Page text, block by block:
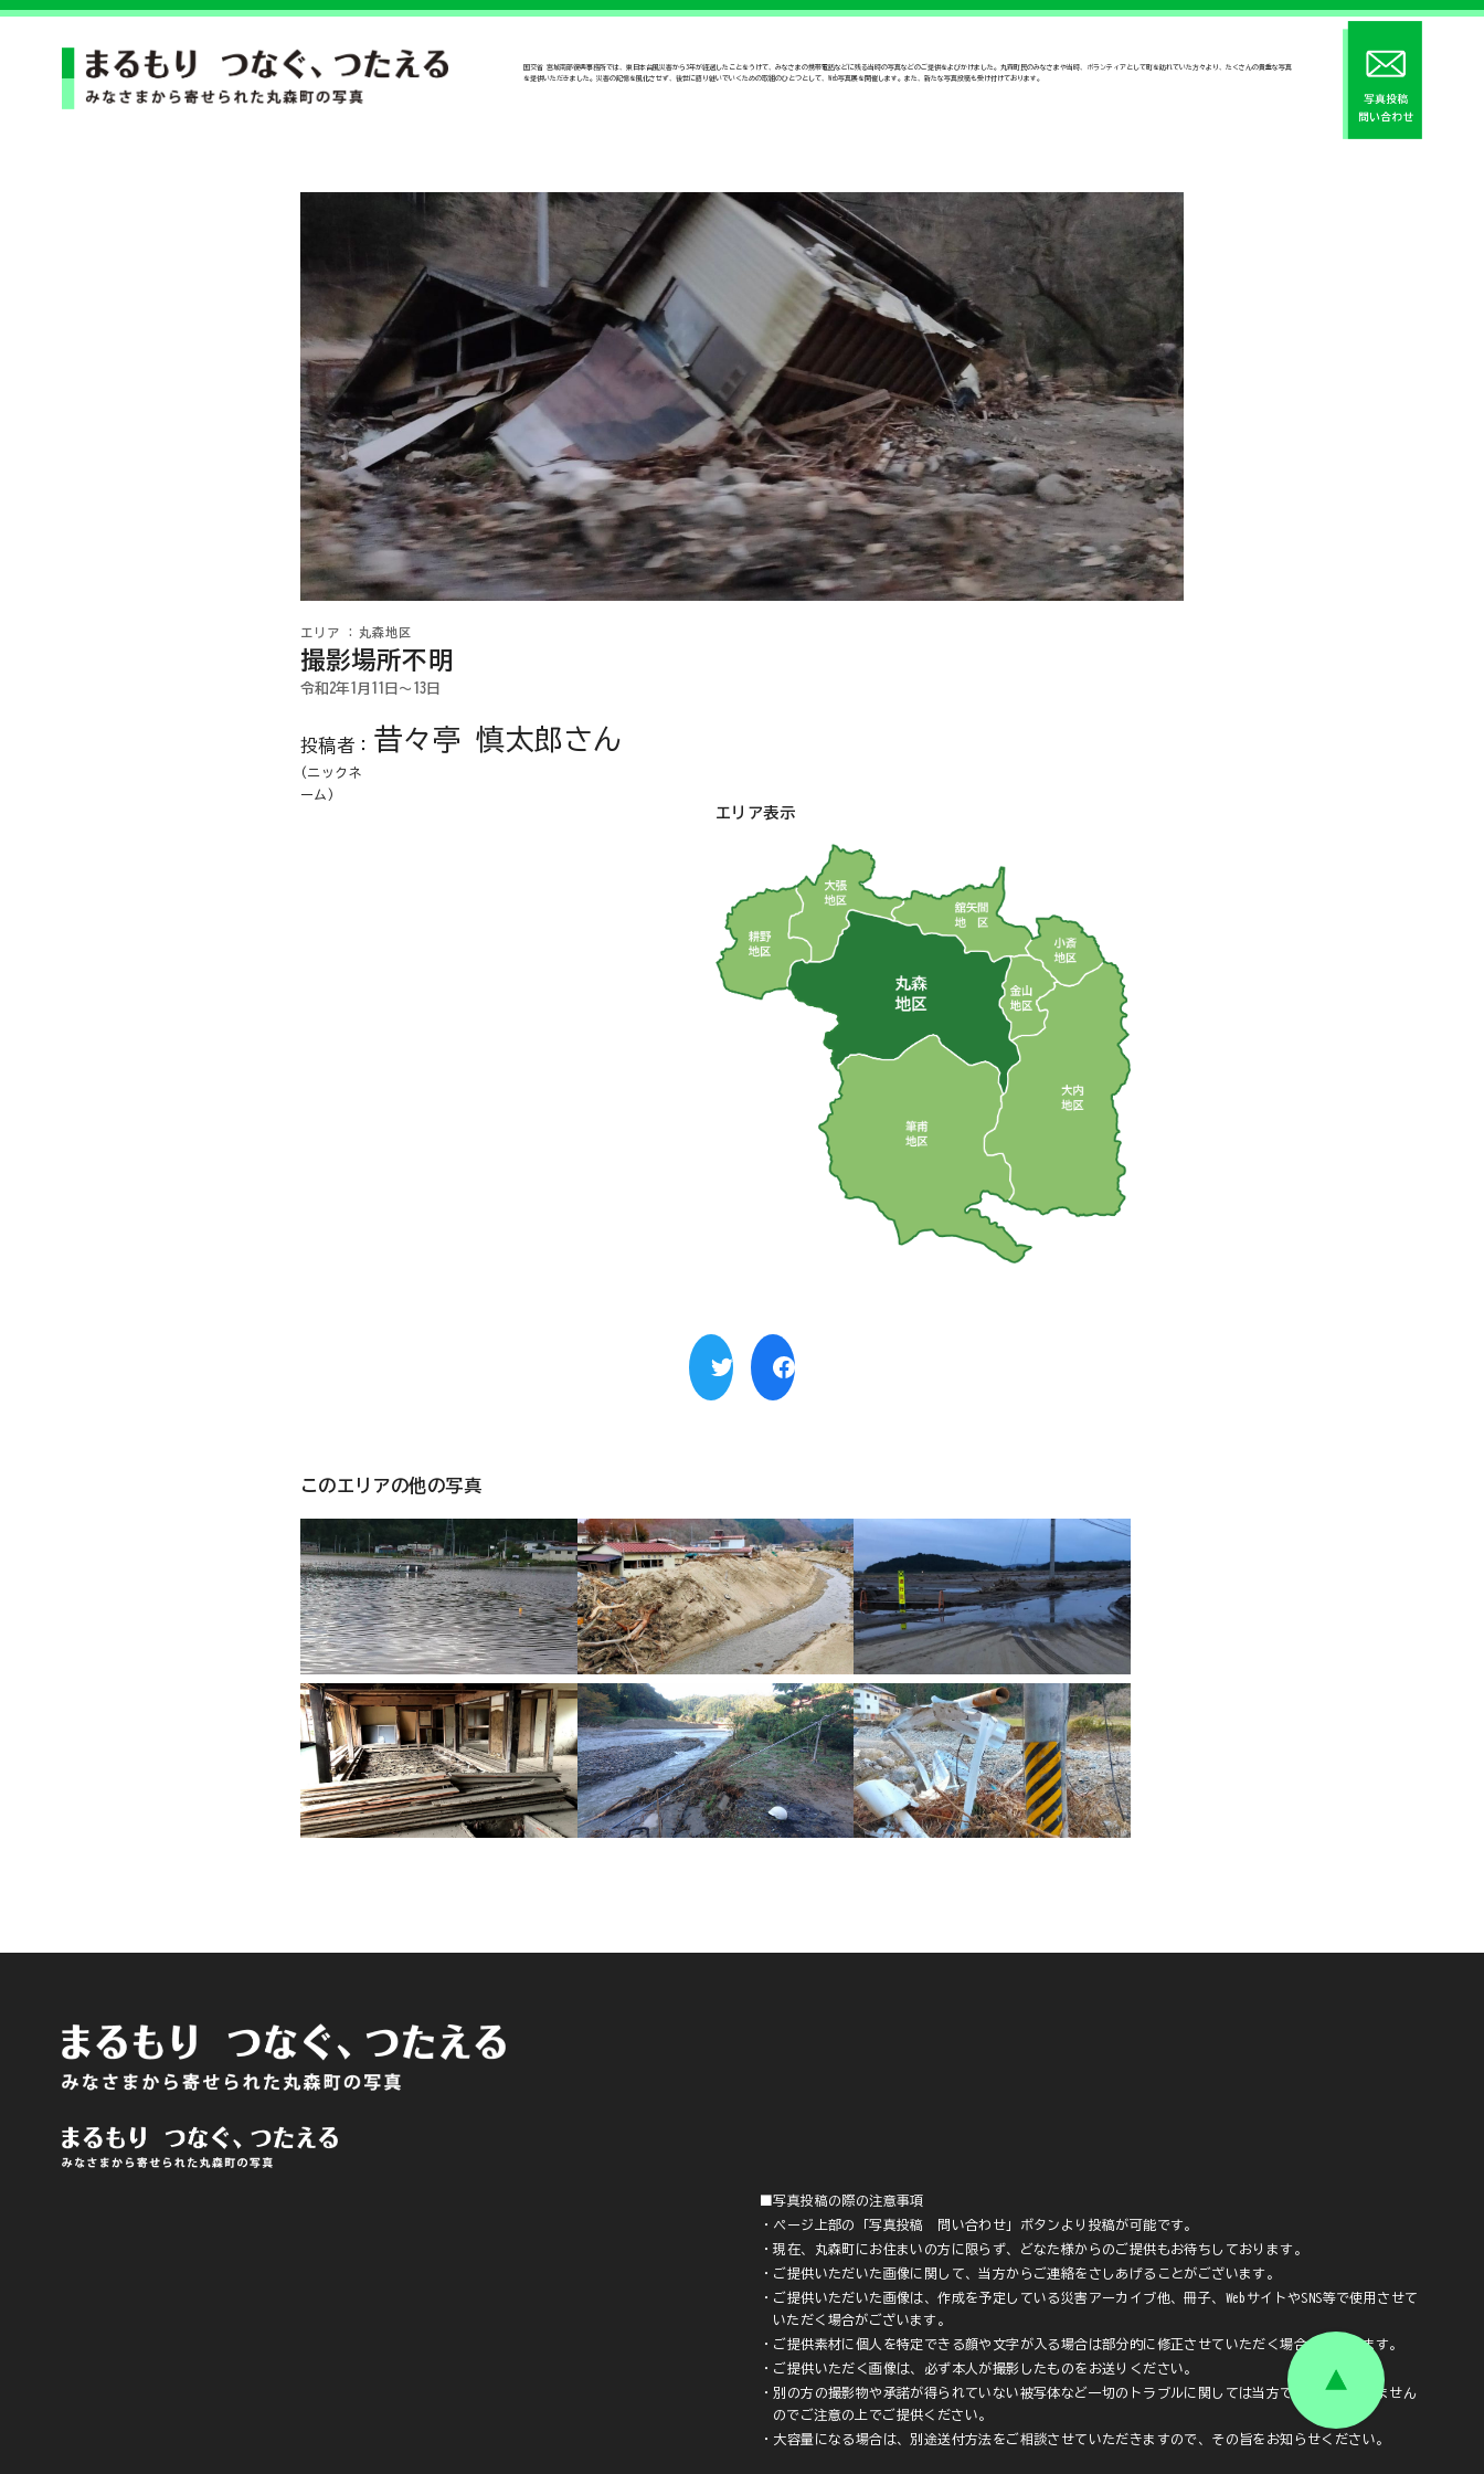
国交省 宮城南部復興事務所では、東日本台風災害から3年が経過したことをうけて、みなさまの携帯電話などに残る当時の写真などのご提供をよびかけました。丸森町民のみなさまや当時、ボランティアとして町を訪れていた方々より、たくさんの貴重な写真
を提供いただきました。災害の記憶を風化させず、後世に語り継いでいくための取組のひとつとして、Web写真展を開催します。また、新たな写真投稿も受け付けております。
撮影場所不明
丸森地区
令和2年1月11日〜13日
投稿者： 昔々亭 慎太郎さん
(ニックネ
ーム)
エリア表示
■写真投稿の際の注意事項
・ページ上部の「写真投稿 問い合わせ」ボタンより投稿が可能です。
・現在、丸森町にお住まいの方に限らず、どなた様からのご提供もお待ちしております。
・ご提供いただいた画像に関して、当方からご連絡をさしあげることがございます。
・ご提供いただいた画像は、作成を予定している災害アーカイブ他、冊子、WebサイトやSNS等で使用させて
いただく場合がございます。
・ご提供素材に個人を特定できる顔や文字が入る場合は部分的に修正させていただく場合がございます。
・ご提供いただく画像は、必ず本人が撮影したものをお送りください。
・別の方の撮影物や承諾が得られていない被写体など一切のトラブルに関しては当方では責任を負いません
のでご注意の上でご提供ください。
・大容量になる場合は、別途送付方法をご相談させていただきますので、その旨をお知らせください。